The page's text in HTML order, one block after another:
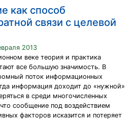
как способ
связи с целевой
2013
веке теория и практика
все большую значимость. В
поток информационных
информация доходит до «нужной»
в среди многочисленных
сообщение под воздействием
факторов исказится и потеряет